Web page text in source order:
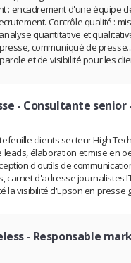
: encadrement d'une équipe
Contrôle qualité :
quantitative et
communiqué de
et de visibilité pour les
- Consultante senior
clients secteur High
leads, élaboration et mise en
d'outils de
carnet d'adresse journalistes
la visibilité d'Epson en presse
- Responsable